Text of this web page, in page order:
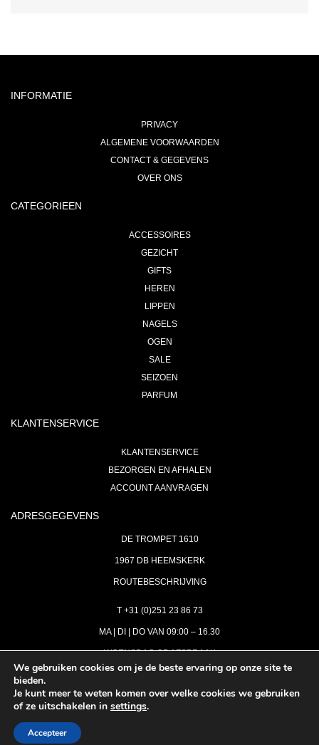
INFORMATIE
PRIVACY
ALGEMENE VOORWAARDEN
CONTACT & GEGEVENS
OVER ONS
CATEGORIEEN
ACCESSOIRES
GEZICHT
GIFTS
HEREN
LIPPEN
NAGELS
OGEN
SALE
SEIZOEN
PARFUM
KLANTENSERVICE
KLANTENSERVICE
BEZORGEN EN AFHALEN
ACCOUNT AANVRAGEN
ADRESGEGEVENS
DE TROMPET 1610
1967 DB HEEMSKERK
ROUTEBESCHRIJVING
T +31 (0)251 23 86 73
MA | DI | DO VAN 09:00 – 16.30
WOENSDAG OP AFSPRAAK
INFO@ASTH.NL
We gebruiken cookies om je de beste ervaring op onze site te
bieden.
Je kunt meer te weten komen over welke cookies we gebruiken
of ze uitschakelen in settings.
Accepteer